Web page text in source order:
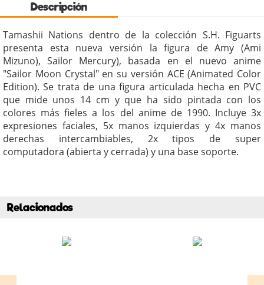
Descripción
Tamashii Nations dentro de la colección S.H. Figuarts
presenta esta nueva versión la figura de Amy (Ami
Mizuno), Sailor Mercury), basada en el nuevo anime
"Sailor Moon Crystal" en su versión ACE (Animated Color
Edition). Se trata de una figura articulada hecha en PVC
que mide unos 14 cm y que ha sido pintada con los
colores más fieles a los del anime de 1990. Incluye 3x
expresiones faciales, 5x manos izquierdas y 4x manos
derechas intercambiables, 2x tipos de super
computadora (abierta y cerrada) y una base soporte.
Relacionados